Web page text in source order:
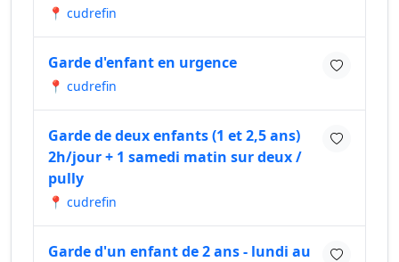
📍 cudrefin
Garde d'enfant en urgence
📍 cudrefin
Garde de deux enfants (1 et 2,5 ans)
2h/jour + 1 samedi matin sur deux /
pully
📍 cudrefin
Garde d'un enfant de 2 ans - lundi au